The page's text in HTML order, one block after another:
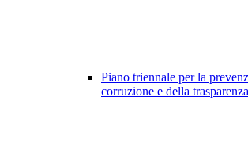
Piano triennale per la
corruzione e della trasparenza